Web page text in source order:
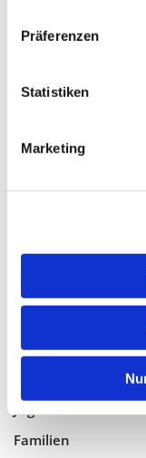
Präferenzen
Statistiken
Marketing
Katholische
Tempelhof-
Geistlicher Raum
Taufe,
Familien